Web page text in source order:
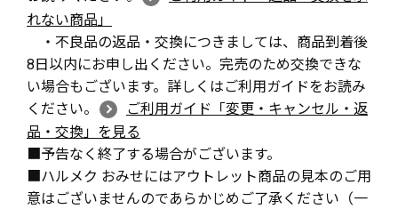
れない商品」
・不良品の返品・交換につきましては、商品到着後
8日以内にお申し出ください。完売のため交換できな
い場合もございます。詳しくはご利用ガイドをお読み
ください。
ご利用ガイド「変更・キャンセル・返
品・交換」を見る
■予告なく終了する場合がございます。
■ハルメク おみせにはアウトレット商品の見本のご用
意はございませんのであらかじめご了承ください（一